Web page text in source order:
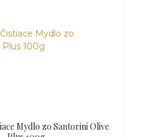
Mydlo zo Santorini Olive